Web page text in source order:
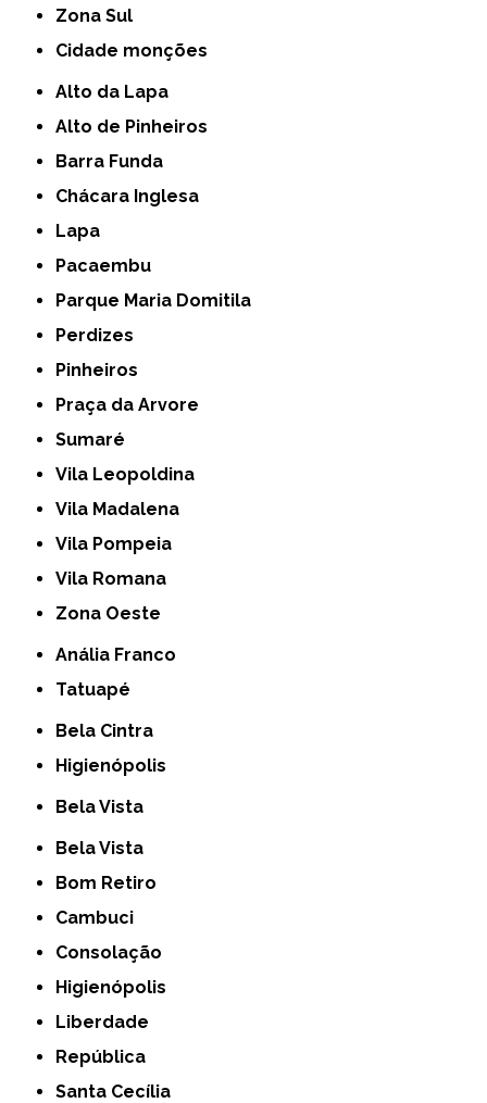
Zona Sul
cidade monções
Alto da Lapa
Alto de Pinheiros
Barra Funda
Chácara Inglesa
Lapa
Pacaembu
Parque Maria Domitila
Perdizes
Pinheiros
Praça da Arvore
Sumaré
Vila Leopoldina
Vila Madalena
Vila Pompeia
Vila Romana
Zona Oeste
Anália Franco
Tatuapé
Bela Cintra
Higienópolis
Bela Vista
Bela Vista
Bom Retiro
Cambuci
Consolação
Higienópolis
Liberdade
República
Santa Cecília